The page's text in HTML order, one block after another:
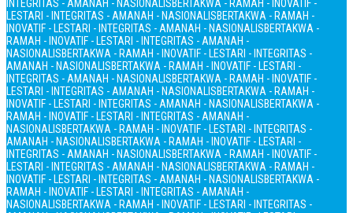
INTEGRITAS - AMANAH - NASIONALISBERTAKWA - RAMAH - INOVATIF -
LESTARI - INTEGRITAS - AMANAH - NASIONALISBERTAKWA - RAMAH -
INOVATIF - LESTARI - INTEGRITAS - AMANAH - NASIONALISBERTAKWA -
RAMAH - INOVATIF - LESTARI - INTEGRITAS - AMANAH -
NASIONALISBERTAKWA - RAMAH - INOVATIF - LESTARI - INTEGRITAS -
AMANAH - NASIONALISBERTAKWA - RAMAH - INOVATIF - LESTARI -
INTEGRITAS - AMANAH - NASIONALISBERTAKWA - RAMAH - INOVATIF -
LESTARI - INTEGRITAS - AMANAH - NASIONALISBERTAKWA - RAMAH -
INOVATIF - LESTARI - INTEGRITAS - AMANAH - NASIONALISBERTAKWA -
RAMAH - INOVATIF - LESTARI - INTEGRITAS - AMANAH -
NASIONALISBERTAKWA - RAMAH - INOVATIF - LESTARI - INTEGRITAS -
AMANAH - NASIONALISBERTAKWA - RAMAH - INOVATIF - LESTARI -
INTEGRITAS - AMANAH - NASIONALISBERTAKWA - RAMAH - INOVATIF -
LESTARI - INTEGRITAS - AMANAH - NASIONALISBERTAKWA - RAMAH -
INOVATIF - LESTARI - INTEGRITAS - AMANAH - NASIONALISBERTAKWA -
RAMAH - INOVATIF - LESTARI - INTEGRITAS - AMANAH -
NASIONALISBERTAKWA - RAMAH - INOVATIF - LESTARI - INTEGRITAS -